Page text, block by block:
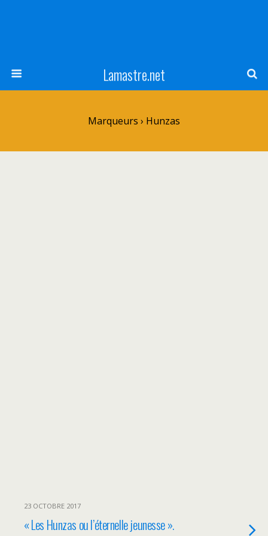
Lamastre.net
Marqueurs › Hunzas
23 OCTOBRE 2017
« Les Hunzas ou l’éternelle jeunesse ».